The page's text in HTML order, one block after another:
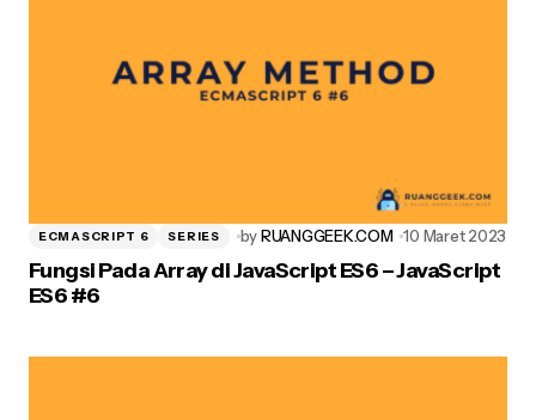
ECMASCRIPT 6 SERIES byRUANGGEEK.COM 10 Maret 2023
Fungsi Pada Array di JavaScript ES6 – JavaScript
ES6 #6